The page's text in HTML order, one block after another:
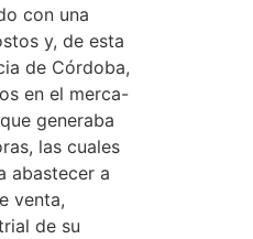
con una
y, de esta
de Córdoba,
en el merca-
generaba
las cuales
abastecer a
venta,
de su